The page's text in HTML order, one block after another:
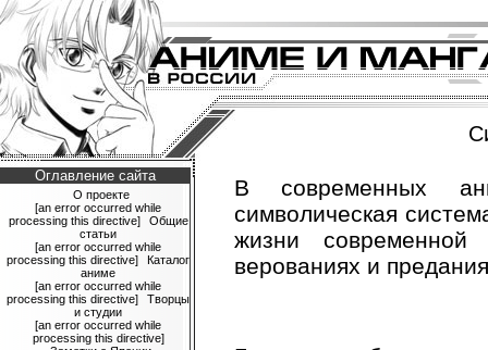
Оглавление сайта
О проекте
[an error occurred while
processing this directive]
Общие
статьи
[an error occurred while
processing this directive]
Каталог
аниме
[an error occurred while
processing this directive]
Творцы
и студии
[an error occurred while
processing this directive]
В современных
символическая
жизни
верованиях и